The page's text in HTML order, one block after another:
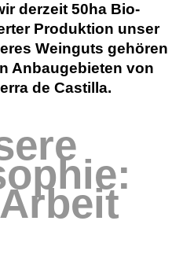
derzeit 50ha Bio-
Produktion unser
Weinguts gehören
Anbaugebieten von
de Castilla.